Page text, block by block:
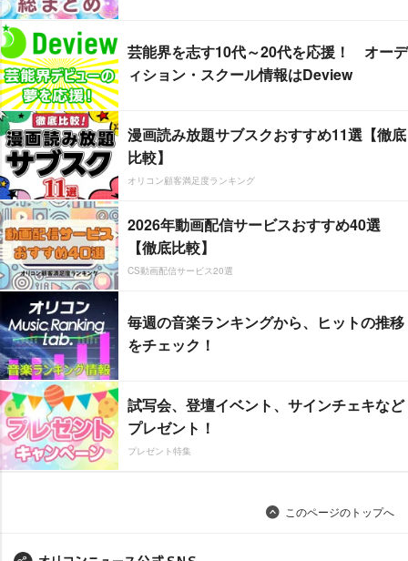
芸能界を志す10代～20代を応援！ オーデ
ィション・スクール情報はDeview
漫画読み放題サブスクおすすめ11選【徹底
比較】
オリコン顧客満足度ランキング
2026年動画配信サービスおすすめ40選
【徹底比較】
CS動画配信サービス20選
毎週の音楽ランキングから、ヒットの推移
をチェック！
試写会、登壇イベント、サインチェキなど
プレゼント！
プレゼント特集
このページのトップへ